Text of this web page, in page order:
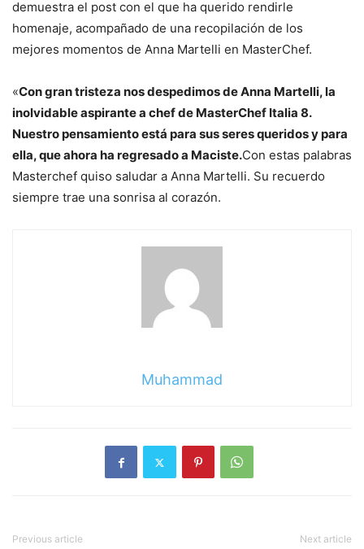
demuestra el post con el que ha querido rendirle
homenaje, acompañado de una recopilación de los
mejores momentos de Anna Martelli en MasterChef.
«Con gran tristeza nos despedimos de Anna Martelli, la
inolvidable aspirante a chef de MasterChef Italia 8.
Nuestro pensamiento está para sus seres queridos y para
ella, que ahora ha regresado a Maciste.Con estas palabras
Masterchef quiso saludar a Anna Martelli. Su recuerdo
siempre trae una sonrisa al corazón.
Muhammad
Previous article Next article